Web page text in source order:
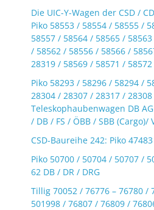
Die UIC-Y-Wagen der CSD /
Piko 58553 / 58554 / 58555 /
58557 / 58564 / 58565 /
/ 58562 / 58556 / 58566 /
28319 / 58569 / 58571 / 58572
Piko 58293 / 58296 / 58294 /
28304 / 28307 / 28317 /
Teleskophaubenwagen DB
/ DB / FS / ÖBB / SBB (Cargo)/
CSD-Baureihe 242: Piko
Piko 50700 / 50704 / 50707 /
62 DB / DR / DRG
Tillig 70052 / 76776 – 76780 /
501998 / 76807 / 76809 /